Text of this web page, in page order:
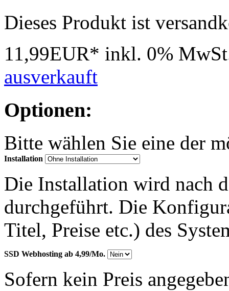
Dieses Produkt ist
11,99EUR* inkl. 0%
ausverkauft
Optionen:
Bitte wählen Sie eine der
Installation
Die Installation wird nach
durchgeführt. Die
Titel, Preise etc.) des
SSD Webhosting ab 4,99/Mo.
Sofern kein Preis